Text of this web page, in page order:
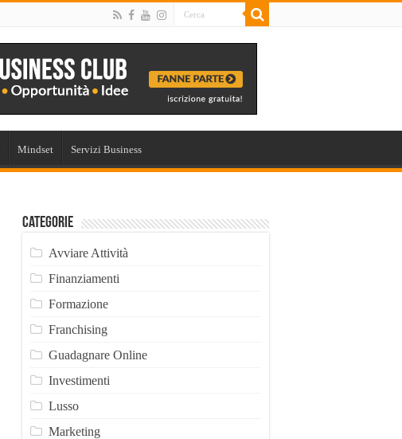
Mindset Servizi Business
Categorie
Avviare Attività
Finanziamenti
Formazione
Franchising
Guadagnare Online
Investimenti
Lusso
Marketing